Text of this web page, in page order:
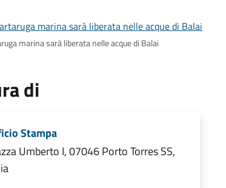
marina sarà liberata nelle acque di Balai
di
Stampa
Umberto I, 07046 Porto Torres SS,